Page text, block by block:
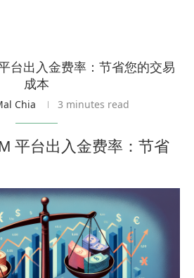
台出入金费率：节省您的交易
成本
Chia 3 minutes read
平台出入金费率：节省